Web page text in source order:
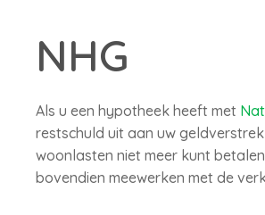
NHG
Als u een hypotheek heeft met
restschuld uit aan uw
woonlasten niet meer kunt
bovendien meewerken met de